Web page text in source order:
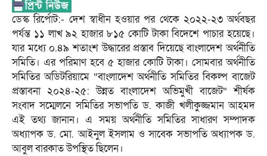
ডেস্ক রির্পোট:- দেশ স্বাধীন হওয়ার পর থেকে ২০২২-২৩ অর্থবছর
পর্যন্ত ১১ লাখ ৯২ হাজার ৮১৫ কোটি টাকা বিদেশে পাচার হয়েছে।
যার মধ্যে ০.৪৯ শতাংশ উদ্ধারের প্রস্তাব দিয়েছে বাংলাদেশ অর্থনীতি
সমিতি। এর পরিমাণ হবে ৫ হাজার কোটি টাকা। সোমবার অর্থনীতি
সমিতির অডিটরিয়ামে “বাংলাদেশ অর্থনীতি সমিতির বিকল্প বাজেট
প্রস্তাবনা ২০২৪-২৫: উন্নত বাংলাদেশ অভিমুখী বাজেট” শীর্ষক
সংবাদ সম্মেলনে সমিতির সভাপতি ড. কাজী খলীকুজ্জমান আহমদ
এই তথ্য জানান। এ সময় অর্থনীতি সমিতির সাধারণ সম্পাদক
অধ্যাপক ড. মো. আইনুল ইসলাম ও সাবেক সভাপতি অধ্যাপক ড.
আবুল বারকাত উপস্থিত ছিলেন।